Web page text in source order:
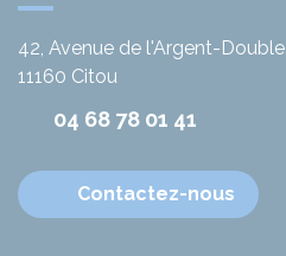
42, Avenue de l'Argent-Double
11160 Citou
04 68 78 01 41
Contactez-nous